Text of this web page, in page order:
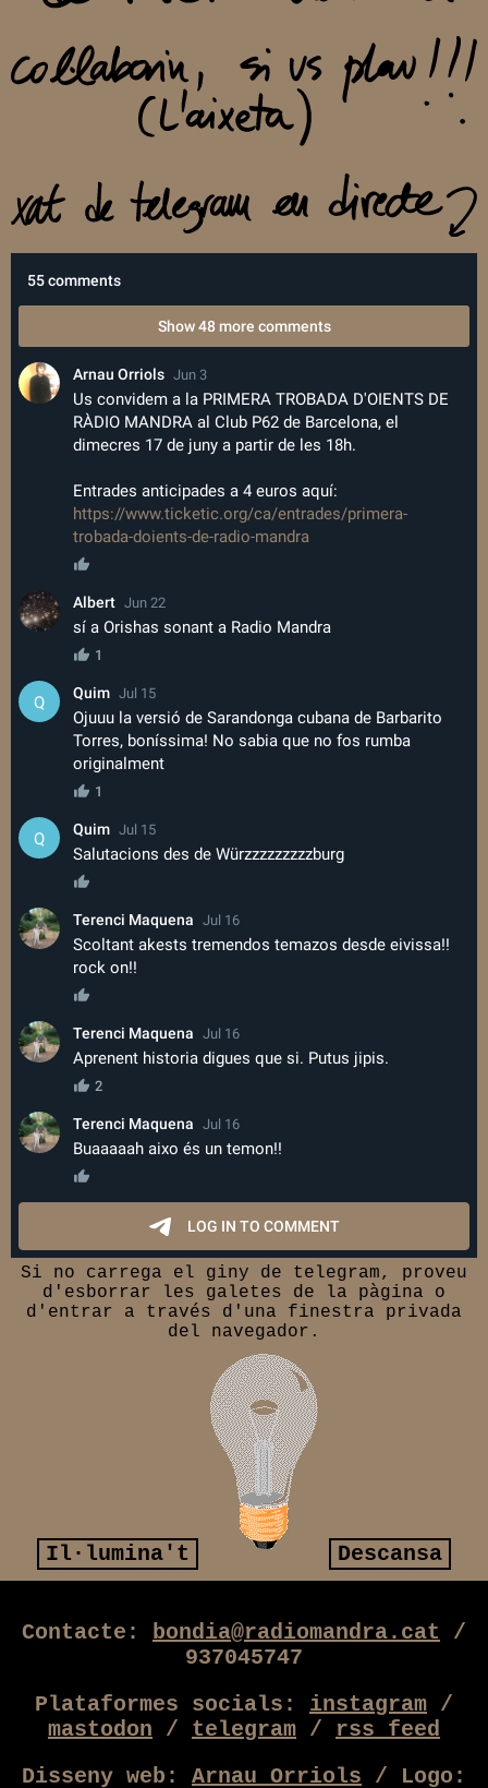
Si no carrega el giny de telegram, proveu
d'esborrar les galetes de la pàgina o
d'entrar a través d'una finestra privada
del navegador.
Il·lumina't Descansa
Contacte: bondia@radiomandra.cat /
937045747
Plataformes socials: instagram /
mastodon / telegram / rss feed
Disseny web: Arnau Orriols / Logo: